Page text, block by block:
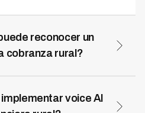
reconocer un
cobranza rural?
en 7 países de
conversaciones naturales
voice AI